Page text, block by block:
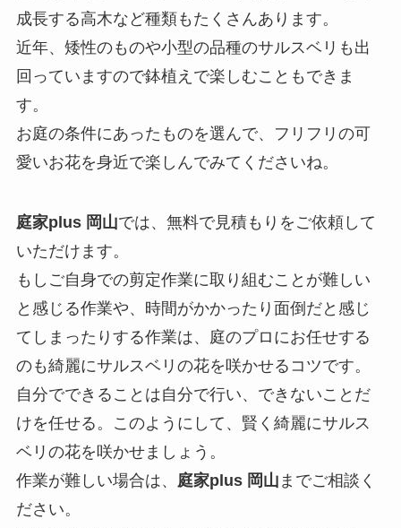
成長する高木など種類もたくさんあります。
近年、矮性のものや小型の品種のサルスベリも出
回っていますので鉢植えで楽しむこともできま
す。
お庭の条件にあったものを選んで、フリフリの可
愛いお花を身近で楽しんでみてくださいね。
庭家plus 岡山では、無料で見積もりをご依頼して
いただけます。
もしご自身での剪定作業に取り組むことが難しい
と感じる作業や、時間がかかったり面倒だと感じ
てしまったりする作業は、庭のプロにお任せする
のも綺麗にサルスベリの花を咲かせるコツです。
自分でできることは自分で行い、できないことだ
けを任せる。このようにして、賢く綺麗にサルス
ベリの花を咲かせましょう。
作業が難しい場合は、 庭家plus 岡山 までご相談く
ださい。